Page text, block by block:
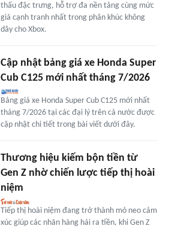
thấu đặc trưng, hỗ trợ đa nền tảng cùng mức
giá cạnh tranh nhất trong phân khúc không
dây cho Xbox.
Cập nhật bảng giá xe Honda Super
Cub C125 mới nhất tháng 7/2026
Bảng giá xe Honda Super Cub C125 mới nhất
tháng 7/2026 tại các đại lý trên cả nước được
cập nhật chi tiết trong bài viết dưới đây.
Thương hiệu kiếm bộn tiền từ
Gen Z nhờ chiến lược tiếp thị hoài
niệm
Tiếp thị hoài niệm đang trở thành mỏ neo cảm
xúc giúp các nhãn hàng hái ra tiền, khi Gen Z